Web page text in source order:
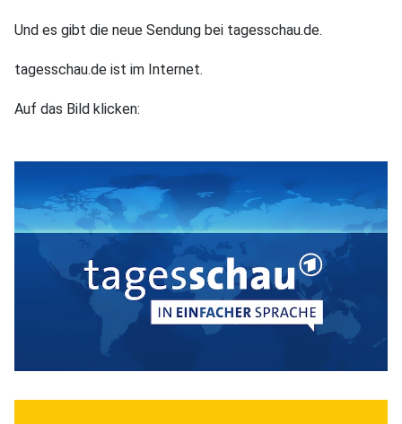
Und es gibt die neue Sendung bei tagesschau.de.
tagesschau.de ist im Internet.
Auf das Bild klicken: